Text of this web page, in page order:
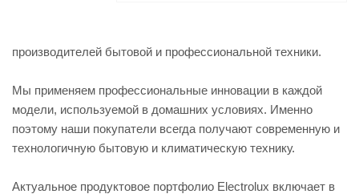
производителей бытовой и профессиональной техники.
Мы применяем профессиональные инновации в каждой
модели, используемой в домашних условиях. Именно
поэтому наши покупатели всегда получают современную и
технологичную бытовую и климатическую технику.
Актуальное продуктовое портфолио Electrolux включает в